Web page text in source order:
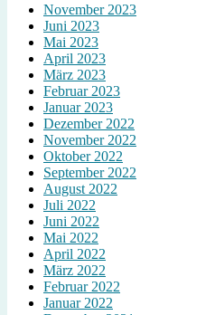
November 2023
Juni 2023
Mai 2023
April 2023
März 2023
Februar 2023
Januar 2023
Dezember 2022
November 2022
Oktober 2022
September 2022
August 2022
Juli 2022
Juni 2022
Mai 2022
April 2022
März 2022
Februar 2022
Januar 2022